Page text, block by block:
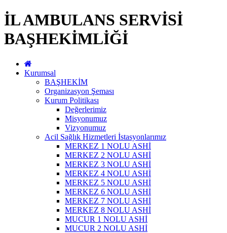
İL AMBULANS SERVİSİ
BAŞHEKİMLİĞİ
Kurumsal
BAŞHEKİM
Organizasyon Şeması
Kurum Politikası
Değerlerimiz
Misyonumuz
Vizyonumuz
Acil Sağlık Hizmetleri İstasyonlarımız
MERKEZ 1 NOLU ASHİ
MERKEZ 2 NOLU ASHİ
MERKEZ 3 NOLU ASHİ
MERKEZ 4 NOLU ASHİ
MERKEZ 5 NOLU ASHİ
MERKEZ 6 NOLU ASHİ
MERKEZ 7 NOLU ASHİ
MERKEZ 8 NOLU ASHİ
MUCUR 1 NOLU ASHİ
MUCUR 2 NOLU ASHİ